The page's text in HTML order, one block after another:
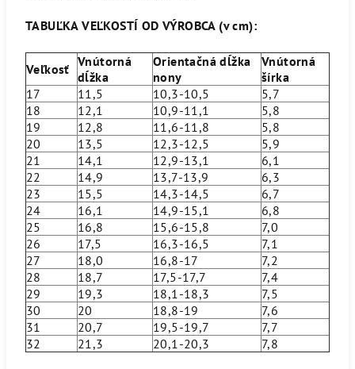
TABUĽKA VEĽKOSTÍ OD VÝROBCA (v cm):
Veľkosť Vnútorná
dĺžka
Orientačná dĺžka
nony
Vnútorná
šírka
17
11,5 10,3-10,5
5,7
18
12,1 10,9-11,1
5,8
19
12,8 11,6-11,8
5,8
20
13,5 12,3-12,5
5,9
21
14,1 12,9-13,1
6,1
22
14,9 13,7-13,9
6,3
23
15,5 14,3-14,5
6,7
24
16,1 14,9-15,1
6,8
25
16,8 15,6-15,8
7,0
26
17,5 16,3-16,5
7,1
27
18,0 16,8-17
7,2
28
18,7 17,5-17,7
7,4
29
19,3 18,1-18,3
7,5
30
20 18,8-19
7,6
31
20,7 19,5-19,7
7,7
32
21,3 20,1-20,3 7,8